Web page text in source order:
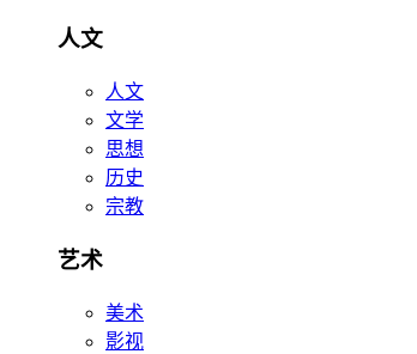
人文
人文
文学
思想
历史
宗教
艺术
美术
影视